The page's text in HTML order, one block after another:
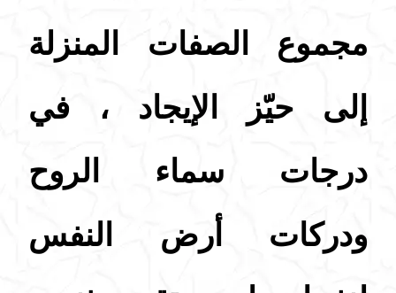
مجموع الصفات المنزلة
إلى حيّز الإيجاد ، في
درجات سماء الروح
ودركات أرض النفس